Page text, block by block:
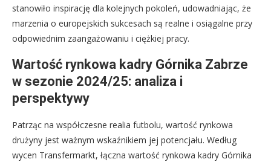
stanowiło inspirację dla kolejnych pokoleń, udowadniając, że
marzenia o europejskich sukcesach są realne i osiągalne przy
odpowiednim zaangażowaniu i ciężkiej pracy.
Wartość rynkowa kadry Górnika Zabrze
w sezonie 2024/25: analiza i
perspektywy
Patrząc na współczesne realia futbolu, wartość rynkowa
drużyny jest ważnym wskaźnikiem jej potencjału. Według
wycen Transfermarkt, łączna wartość rynkowa kadry Górnika